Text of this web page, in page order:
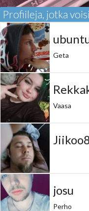
Profiileja, jotka
Geta
Vaasa
josu
Perho